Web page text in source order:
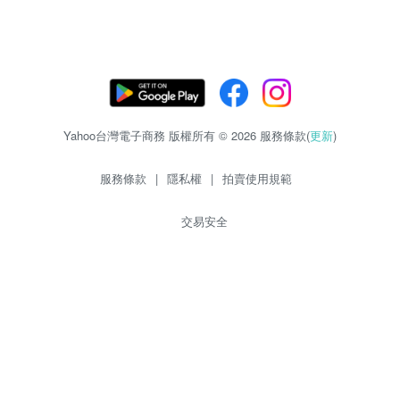
Yahoo台灣電子商務 版權所有 © 2026 服務條款(更新)
服務條款 | 隱私權 | 拍賣使用規範
交易安全